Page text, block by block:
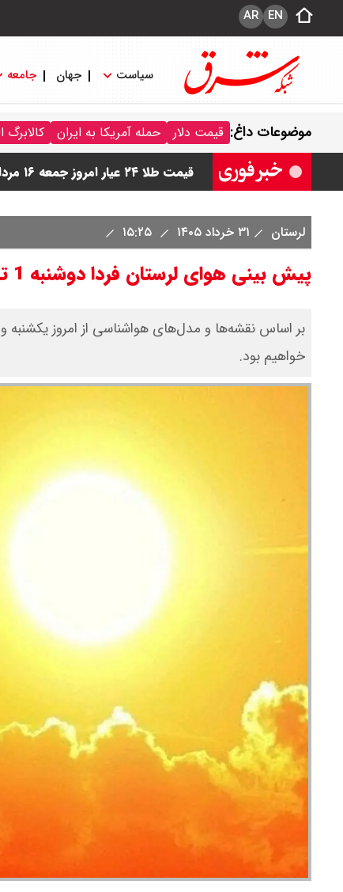
EN
AR
سیاست جهان جامعه
موضوعات داغ: قیمت دلار حمله آمریکا به ایران کالابرگ
قیمت دینار عراق امروز جمعه ۱۶ مرداد ۱۴۰۵ اعلام شد + جدول
قیمت سکه امامی امروز جمعه ۱۶ مرداد ۱۴۰۵ اعلام شد/ کاهش قیمت سکه
قیمت طلا ۲۴ عیار امروز جمعه ۱۶ مرداد ۱۴۰۵/ صعود طلا ادامه‌دار شد
قیمت نفت امروز جمعه ۱۶ مرداد ۱۴۰۵ / نفت صعودی شد + جدول
لرستان ۳۱ خرداد ۱۴۰۵
پیش بینی هوای لرستان فردا دوشنبه 1 تیرماه/ تداوم گرمای هوا در استان
بر اساس نقشه‌ها و مدل‌های هواشناسی از امروز یکشنبه و
خواهیم بود.